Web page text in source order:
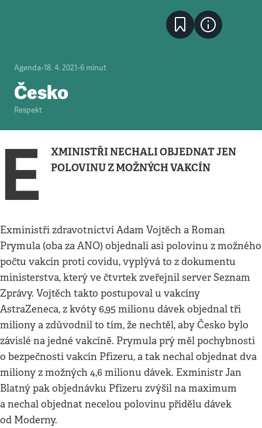
Agenda•18. 4. 2021•6 minut
Česko
Respekt
E
XMINISTŘI NECHALI OBJEDNAT JEN
POLOVINU Z MOŽNÝCH VAKCÍN
Exministři zdravotnictví Adam Vojtěch a Roman
Prymula (oba za ANO) objednali asi polovinu z možného
počtu vakcín proti covidu, vyplývá to z dokumentu
ministerstva, který ve čtvrtek zveřejnil server Seznam
Zprávy. Vojtěch takto postupoval u vakcíny
AstraZeneca, z kvóty 6,95 milionu dávek objednal tři
miliony a zdůvodnil to tím, že nechtěl, aby Česko bylo
závislé na jedné vakcíně. Prymula prý měl pochybnosti
o bezpečnosti vakcín Pfizeru, a tak nechal objednat dva
miliony z možných 4,6 milionu dávek. Exministr Jan
Blatný pak objednávku Pfizeru zvýšil na maximum
a nechal objednat necelou polovinu přídělu dávek
od Moderny.